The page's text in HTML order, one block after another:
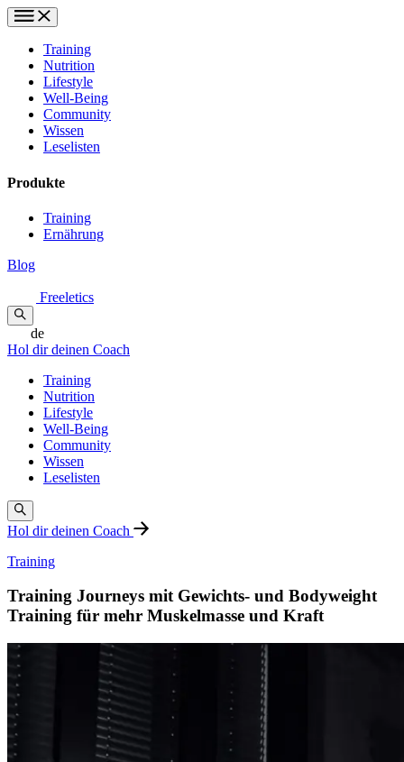
Training
Nutrition
Lifestyle
Well-Being
Community
Wissen
Leselisten
Produkte
Training
Ernährung
Blog
Freeletics
de
Hol dir deinen Coach
Training
Nutrition
Lifestyle
Well-Being
Community
Wissen
Leselisten
Hol dir deinen Coach
Training
Training Journeys mit Gewichts- und Bodyweight
Training für mehr Muskelmasse und Kraft